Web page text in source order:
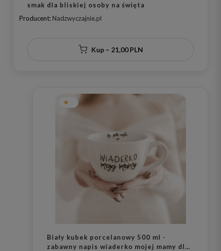
smak dla bliskiej osoby na święta
Producent: Nadzwyczajnie.pl
Kup – 21,00 PLN
Biały kubek porcelanowy 500 ml -
zabawny napis wiaderko mojej mamy dla